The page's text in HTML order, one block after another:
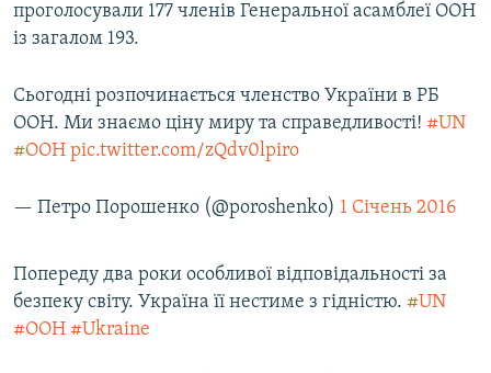
проголосували 177 членів Генеральної асамблеї ООН
із загалом 193.
Сьогодні розпочинається членство України в РБ
ООН. Ми знаємо ціну миру та справедливості! #UN
#ООН pic.twitter.com/zQdv0lpiro
— Петро Порошенко (@poroshenko) 1 Січень 2016
Попереду два роки особливої відповідальності за
безпеку світу. Україна її нестиме з гідністю. #UN
#ООН #Ukraine